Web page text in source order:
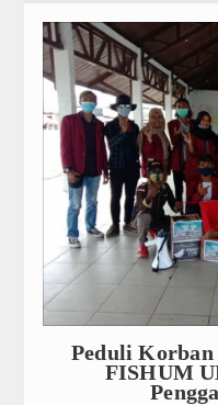
JADWAL PERKULIAHAN
SK PENASIHAT AKADEMIK
FORM PENGAJUAN
Profil
Selayang Pandang
Visi & Misi
Sasaran dan Tujuan
Struktur Organisasi
Peduli Korban
FISHUM